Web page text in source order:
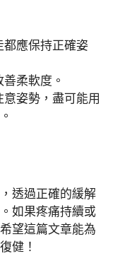
都應保持正確姿
柔軟度。
姿勢，盡可能用
透過正確的緩解
如果疼痛持續或
望這篇文章能為
健！